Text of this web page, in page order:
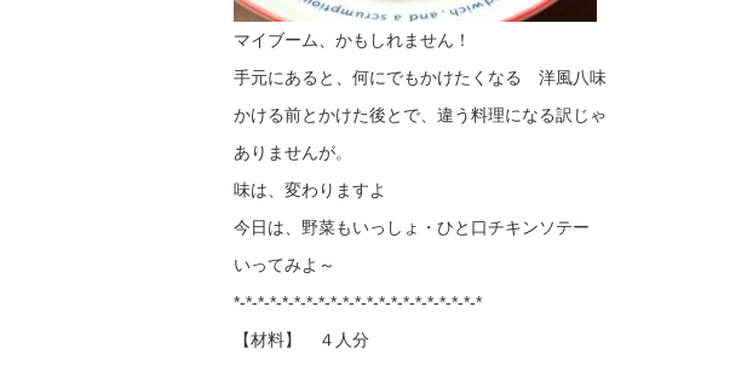
マイブーム、かもしれません！
手元にあると、何にでもかけたくなる 洋風八味
かける前とかけた後とで、違う料理になる訳じゃ
ありませんが。
味は、変わりますよ
今日は、野菜もいっしょ・ひと口チキンソテー
いってみよ～
*-*-*-*-*-*-*-*-*-*-*-*-*-*-*-*-*-*-*-*-*
【材料】 ４人分